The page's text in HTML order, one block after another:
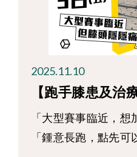
2025.11.10
【跑手膝患及治
「大型賽事臨近，想
「鍾意長跑，點先